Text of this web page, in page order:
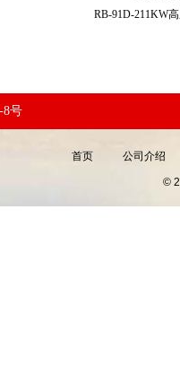
RB-91D-211KW
8号
首页 公司介绍
©